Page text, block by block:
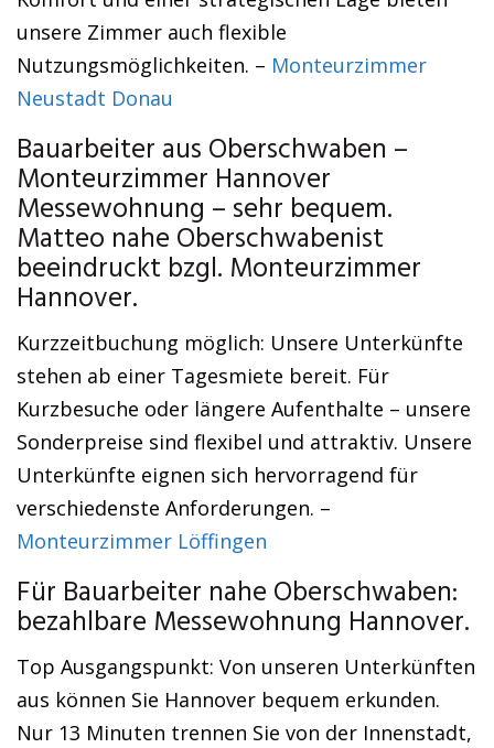
unsere Zimmer auch flexible
Nutzungsmöglichkeiten. – Monteurzimmer
Neustadt Donau
Bauarbeiter aus Oberschwaben –
Monteurzimmer Hannover
Messewohnung – sehr bequem.
Matteo nahe Oberschwabenist
beeindruckt bzgl. Monteurzimmer
Hannover.
Kurzzeitbuchung möglich: Unsere Unterkünfte
stehen ab einer Tagesmiete bereit. Für
Kurzbesuche oder längere Aufenthalte – unsere
Sonderpreise sind flexibel und attraktiv. Unsere
Unterkünfte eignen sich hervorragend für
verschiedenste Anforderungen. –
Monteurzimmer Löffingen
Für Bauarbeiter nahe Oberschwaben:
bezahlbare Messewohnung Hannover.
Top Ausgangspunkt: Von unseren Unterkünften
aus können Sie Hannover bequem erkunden.
Nur 13 Minuten trennen Sie von der Innenstadt,